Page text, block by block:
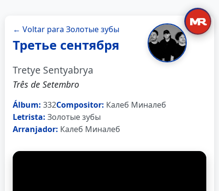
← Voltar para Золотые зубы
Третье сентября
Tretye Sentyabrya
Três de Setembro
Álbum: 332Compositor: Калеб Миналеб
Letrista: Золотые зубы
Arranjador: Калеб Миналеб